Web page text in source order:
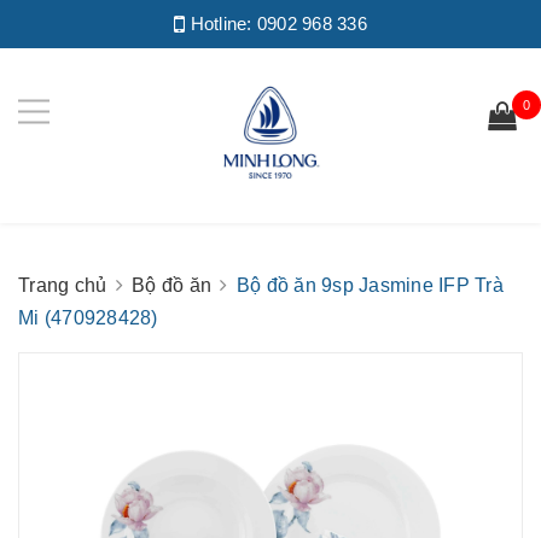
Hotline: 0902 968 336
0
Trang chủ Bộ đồ ăn
Bộ đồ ăn 9sp Jasmine IFP Trà
Mi (470928428)